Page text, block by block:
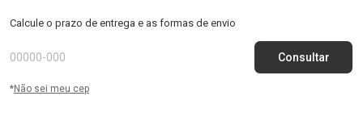
Calcule o prazo de entrega e as formas de envio
*Não sei meu cep